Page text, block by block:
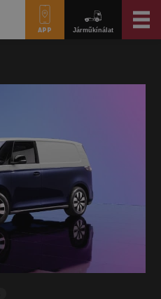
APP Járműkínálat